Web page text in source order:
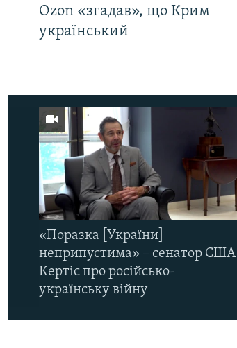
Ozon «згадав», що Крим
український
«Поразка [України]
неприпустима» – сенатор США
Кертіс про російсько-
українську війну